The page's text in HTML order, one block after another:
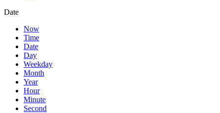
Date
Now
Time
Date
Day
Weekday
Month
Year
Hour
Minute
Second